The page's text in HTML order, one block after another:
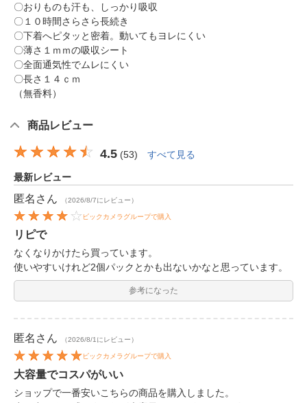
〇おりものも汗も、しっかり吸収
〇１０時間さらさら長続き
〇下着へピタッと密着。動いてもヨレにくい
〇薄さ１ｍｍの吸収シート
〇全面通気性でムレにくい
〇長さ１４ｃｍ
（無香料）
商品レビュー
4.5 (53) すべて見る
最新レビュー
匿名 さん （2026/8/7にレビュー）
ビックカメラグループで購入
リピで
なくなりかけたら買っています。
使いやすいけれど2個パックとかも出ないかなと思っています。
参考になった
匿名 さん （2026/8/1にレビュー）
ビックカメラグループで購入
大容量でコスパがいい
ショップで一番安いこちらの商品を購入しました。